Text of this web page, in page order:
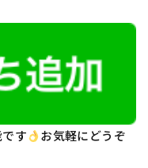
す お気軽にどうぞ